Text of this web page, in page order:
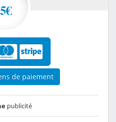
5€
de paiement
publicité